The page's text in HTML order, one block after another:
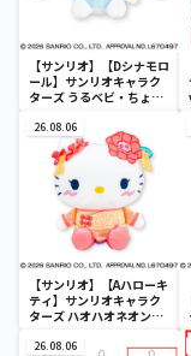
【サンリオ】【Dシナモロ
ール】サンリオキャラク
ターズ うるベビ・ちょい
26.08.06
【サンリオ】【Aハローキ
ティ】サンリオキャラク
ターズ ハオハオネオンタ
26.08.06